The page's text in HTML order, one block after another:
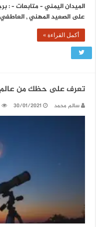
الميدان اليمني – متابعات – :
على الصعيد المهني ,
أكمل القراءة »
تعرف على حظك من عالم الابراج
سالم محمد 30/01/2021